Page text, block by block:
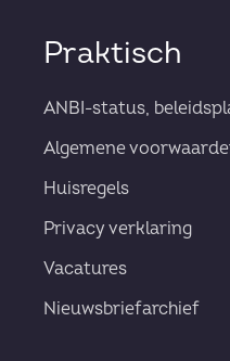
Praktisch
ANBI-status,
Algemene
Huisregels
Privacy verklaring
Vacatures
Nieuwsbriefarchief